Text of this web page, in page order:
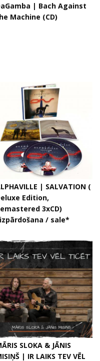
| Bach Against
Machine (CD)
| SALVATION (
Edition,
3xCD)
/ sale*
SLOKA & JĀNIS
| IR LAIKS TEV VĒL